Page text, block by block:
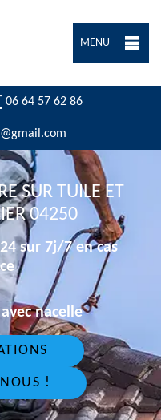
MENU
06 64 57 62 86
SUR TUILE ET
04250
sur 7j/7 en cas
nacelle
!